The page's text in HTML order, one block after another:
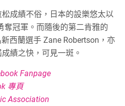
成績不俗，日本的設樂悠太以
奪冠軍。而隨後的第二肯雅的
西蘭選手 Zane Robertson，亦
績之快，可見一斑。
Fanpage
專頁
Association